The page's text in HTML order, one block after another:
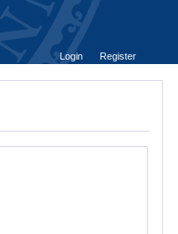
Login
Register